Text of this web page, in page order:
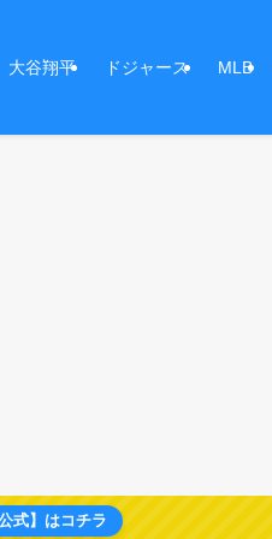
大谷翔平 ドジャース MLB
式】はコチラ